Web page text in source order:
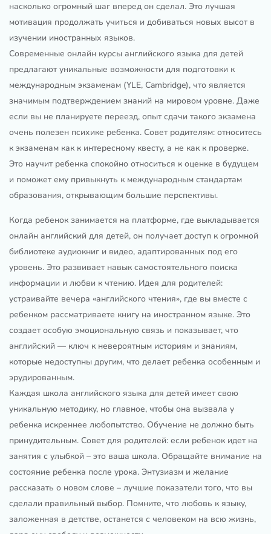
насколько огромный шаг вперед он сделал. Это лучшая
мотивация продолжать учиться и добиваться новых высот в
изучении иностранных языков.
Современные онлайн курсы английского языка для детей
предлагают уникальные возможности для подготовки к
международным экзаменам (YLE, Cambridge), что является
значимым подтверждением знаний на мировом уровне. Даже
если вы не планируете переезд, опыт сдачи такого экзамена
очень полезен психике ребенка. Совет родителям: относитесь
к экзаменам как к интересному квесту, а не как к проверке.
Это научит ребенка спокойно относиться к оценке в будущем
и поможет ему привыкнуть к международным стандартам
образования, открывающим большие перспективы.
Когда ребенок занимается на платформе, где выкладывается
онлайн английский для детей, он получает доступ к огромной
библиотеке аудиокниг и видео, адаптированных под его
уровень. Это развивает навык самостоятельного поиска
информации и любви к чтению. Идея для родителей:
устраивайте вечера «английского чтения», где вы вместе с
ребенком рассматриваете книгу на иностранном языке. Это
создает особую эмоциональную связь и показывает, что
английский — ключ к невероятным историям и знаниям,
которые недоступны другим, что делает ребенка особенным и
эрудированным.
Каждая школа английского языка для детей имеет свою
уникальную методику, но главное, чтобы она вызвала у
ребенка искреннее любопытство. Обучение не должно быть
принудительным. Совет для родителей: если ребенок идет на
занятия с улыбкой – это ваша школа. Обращайте внимание на
состояние ребенка после урока. Энтузиазм и желание
рассказать о новом слове – лучшие показатели того, что вы
сделали правильный выбор. Помните, что любовь к языку,
заложенная в детстве, останется с человеком на всю жизнь,